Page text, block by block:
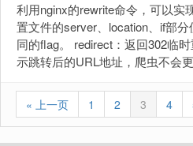
利用nginx的rewrite命令，可以实
置文件的server、location、if部
同的flag。 redirect：返回302临
示跳转后的URL地址，爬虫不会
« 上一页 1 2 3 4